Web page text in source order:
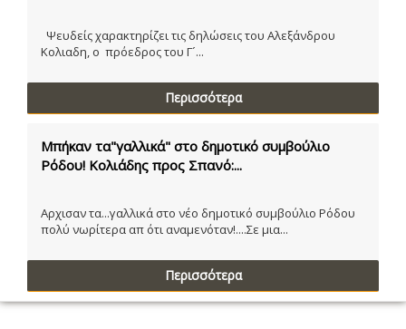
Ψευδείς χαρακτηρίζει τις δηλώσεις του Αλεξάνδρου
Κολιαδη, ο πρόεδρος του Γ´...
Περισσότερα
Μπήκαν τα"γαλλικά" στο δημοτικό συμβούλιο
Ρόδου! Κολιάδης προς Σπανό:...
Αρχισαν τα...γαλλικά στο νέο δημοτικό συμβούλιο Ρόδου
πολύ νωρίτερα απ ότι αναμενόταν!....Σε μια...
Περισσότερα